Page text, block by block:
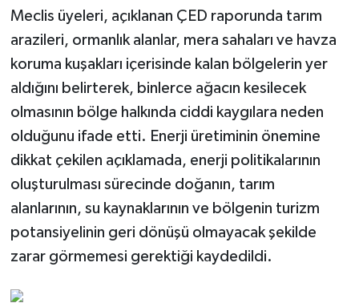
Meclis üyeleri, açıklanan ÇED raporunda tarım
arazileri, ormanlık alanlar, mera sahaları ve havza
koruma kuşakları içerisinde kalan bölgelerin yer
aldığını belirterek, binlerce ağacın kesilecek
olmasının bölge halkında ciddi kaygılara neden
olduğunu ifade etti. Enerji üretiminin önemine
dikkat çekilen açıklamada, enerji politikalarının
oluşturulması sürecinde doğanın, tarım
alanlarının, su kaynaklarının ve bölgenin turizm
potansiyelinin geri dönüşü olmayacak şekilde
zarar görmemesi gerektiği kaydedildi.